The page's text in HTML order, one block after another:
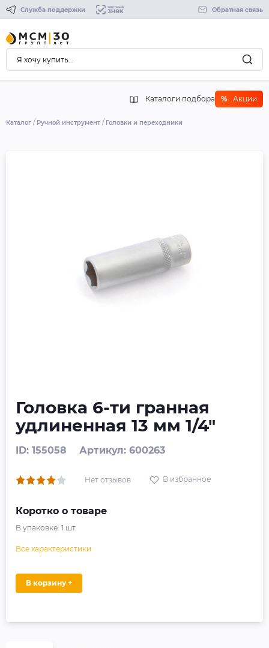
Служба поддержки Обратная связь
Каталоги подбора % Акции
Каталог Ручной инструмент Головки и переходники
Головка 6-ти гранная
удлиненная 13 мм 1/4"
ID: 155058 Артикул: 600263
Нет отзывов В избранное
Коротко о товаре
В упаковке: 1 шт.
Все характеристики
В корзину +